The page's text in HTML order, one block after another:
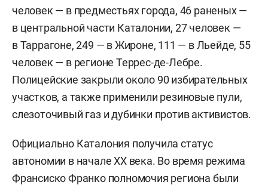
человек — в предместьях города, 46 раненых —
в центральной части Каталонии, 27 человек —
в Таррагоне, 249 — в Жироне, 111 — в Льейде, 55
человек — в регионе Террес-де-Лебре.
Полицейские закрыли около 90 избирательных
участков, а также применили резиновые пули,
слезоточивый газ и дубинки против активистов.
Официально Каталония получила статус
автономии в начале XX века. Во время режима
Франсиско Франко полномочия региона были